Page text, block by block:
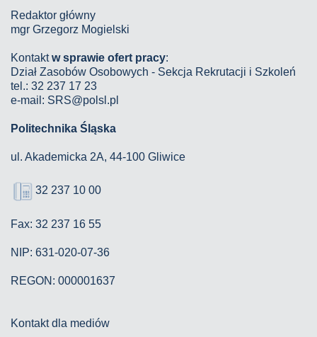
Redaktor główny
mgr Grzegorz Mogielski
Kontaktw sprawie ofert pracy:
Dział Zasobów Osobowych - Sekcja Rekrutacji i Szkoleń
tel.: 32 237 17 23
e-mail: SRS@polsl.pl
Politechnika Śląska
ul. Akademicka 2A, 44-100 Gliwice
32 237 10 00
Fax: 32 237 16 55
NIP: 631-020-07-36
REGON: 000001637
Kontakt dla mediów